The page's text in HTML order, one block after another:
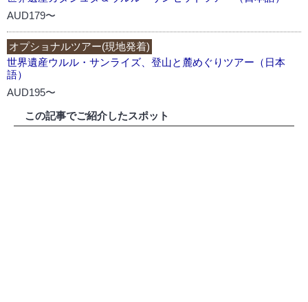
AUD179〜
オプショナルツアー(現地発着)
世界遺産ウルル・サンライズ、登山と麓めぐりツアー（日本
語）
AUD195〜
この記事でご紹介したスポット